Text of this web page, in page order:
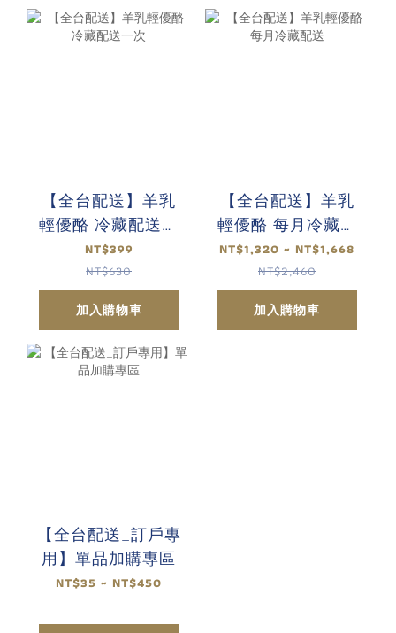
【全台配送】羊乳
輕優酪 冷藏配送一
次
NT$399
NT$630
加入購物車
【全台配送】羊乳
輕優酪 每月冷藏配
送
NT$1,320 ~ NT$1,668
NT$2,460
加入購物車
【全台配送_訂戶專
用】單品加購專區
NT$35 ~ NT$450